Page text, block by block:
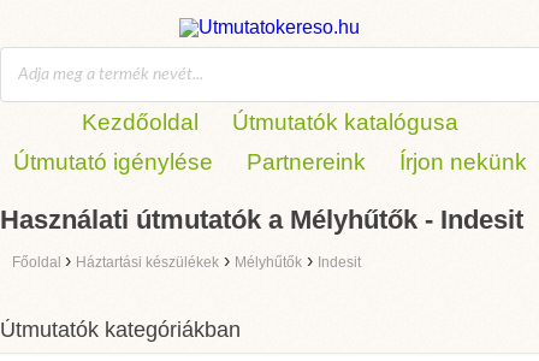
Kezdőoldal
Útmutatók katalógusa
Útmutató igénylése
Partnereink Írjon nekünk
Használati útmutatók a Mélyhűtők - Indesit
Főoldal › Háztartási készülékek › Mélyhűtők › Indesit
Útmutatók kategóriákban